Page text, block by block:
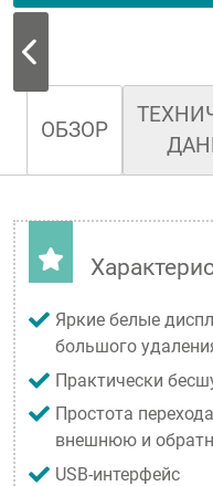
ОБЗОР
Яркие белые
большого
Практически
Простота
внешнюю и
USB-интерфейс